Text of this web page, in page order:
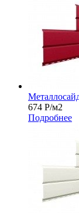
674 Р/м2
Подробнее